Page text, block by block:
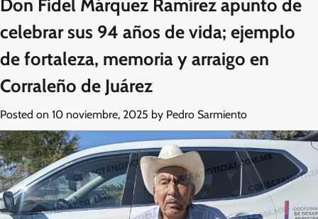
Don Fidel Márquez Ramírez apunto de
celebrar sus 94 años de vida; ejemplo
de fortaleza, memoria y arraigo en
Corraleño de Juárez
Posted on 10 noviembre, 2025 by Pedro Sarmiento